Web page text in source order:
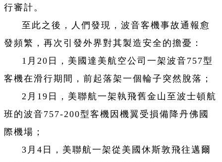
行審計。
至此之後，人們發現，波音客機事故通報愈
發頻繁，再次引發外界對其製造安全的擔憂：
1月20日，美國達美航空公司一架波音757型
客機在滑行期間，前起落架一個輪子突然脫落；
2月19日，美聯航一架執飛舊金山至波士頓航
班的波音757-200型客機因機翼受損備降丹佛國
際機場；
3月4日，美聯航一架從美國休斯敦飛往邁爾